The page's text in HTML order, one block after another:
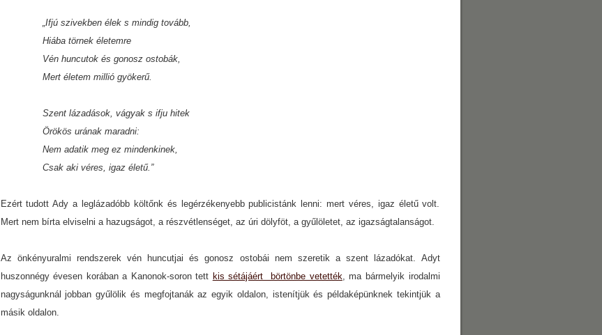
„Ifjú szivekben élek s mindig tovább,
Hiába törnek életemre
Vén huncutok és gonosz ostobák,
Mert életem millió gyökerű.
Szent lázadások, vágyak s ifju hitek
Örökös urának maradni:
Nem adatik meg ez mindenkinek,
Csak aki véres, igaz életű.”
Ezért tudott Ady a leglázadóbb költőnk és legérzékenyebb publicistánk lenni: mert véres, igaz életű volt.
Mert nem bírta elviselni a hazugságot, a részvétlenséget, az úri dölyföt, a gyűlöletet, az igazságtalanságot.
Az önkényuralmi rendszerek vén huncutjai és gonosz ostobái nem szeretik a szent lázadókat. Adyt
huszonnégy évesen korában a Kanonok-soron tett kis sétájáért börtönbe vetették, ma bármelyik irodalmi
nagyságunknál jobban gyűlölik és megfojtanák az egyik oldalon, istenítjük és példaképünknek tekintjük a
másik oldalon.